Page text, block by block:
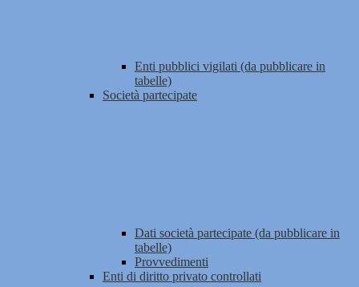
Enti pubblici vigilati (da pubblicare in
tabelle)
Società partecipate
Dati società partecipate (da pubblicare in
tabelle)
Provvedimenti
Enti di diritto privato controllati